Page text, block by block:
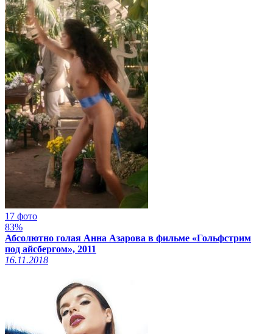
17 фото
83%
Абсолютно голая Анна Азарова в фильме «Гольфстрим
под айсбергом», 2011
16.11.2018